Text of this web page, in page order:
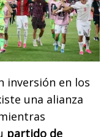
inversión en los
una alianza
partido de